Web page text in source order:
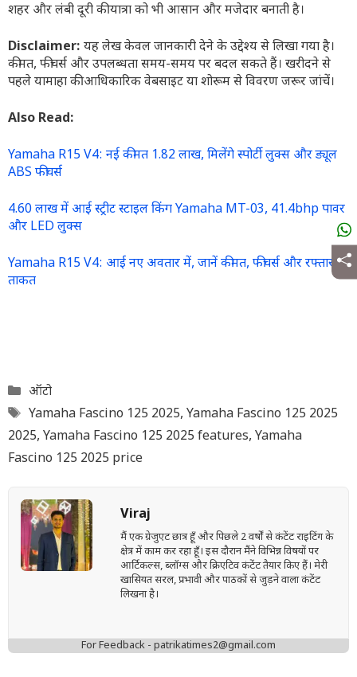
शहर और लंबी दूरी की यात्रा को भी आसान और मजेदार बनाती है।
Disclaimer: यह लेख केवल जानकारी देने के उद्देश्य से लिखा गया है।
कीमत, फीचर्स और उपलब्धता समय-समय पर बदल सकते हैं। खरीदने से
पहले यामाहा की आधिकारिक वेबसाइट या शोरूम से विवरण जरूर जांचें।
Also Read:
Yamaha R15 V4: नई कीमत 1.82 लाख, मिलेंगे स्पोर्टी लुक्स और ड्यूल
ABS फीचर्स
4.60 लाख में आई स्ट्रीट स्टाइल किंग Yamaha MT-03, 41.4bhp पावर
और LED लुक्स
Yamaha R15 V4: आई नए अवतार में, जानें कीमत, फीचर्स और रफ्तार की
ताकत
Categories
ऑटो
Tags
Yamaha Fascino 125 2025, Yamaha Fascino 125 2025
2025, Yamaha Fascino 125 2025 features, Yamaha
Fascino 125 2025 price
Viraj
मैं एक ग्रेजुएट छात्र हूँ और पिछले 2 वर्षों से कंटेंट राइटिंग के
क्षेत्र में काम कर रहा हूँ। इस दौरान मैंने विभिन्न विषयों पर
आर्टिकल्स, ब्लॉग्स और क्रिएटिव कंटेंट तैयार किए हैं। मेरी
खासियत सरल, प्रभावी और पाठकों से जुड़ने वाला कंटेंट
लिखना है।
For Feedback - patrikatimes2@gmail.com